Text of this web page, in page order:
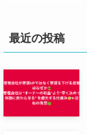
最近の投稿